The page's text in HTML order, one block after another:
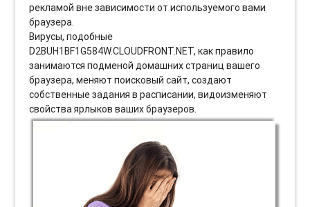
рекламой вне зависимости от используемого вами
браузера.
Вирусы, подобные
D2BUH1BF1G584W.CLOUDFRONT.NET, как правило
занимаются подменой домашних страниц вашего
браузера, меняют поисковый сайт, создают
собственные задания в расписании, видоизменяют
свойства ярлыков ваших браузеров.